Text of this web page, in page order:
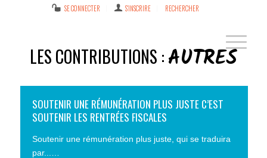
SE CONNECTER S’INSCRIRE RECHERCHER
LES CONTRIBUTIONS :AUTRES
SOUTENIR UNE RÉMUNÉRATION PLUS JUSTE C’EST
SOUTENIR LES RENTRÉES FISCALES
Soutenir une rémunération plus juste, qui se traduira
par...…